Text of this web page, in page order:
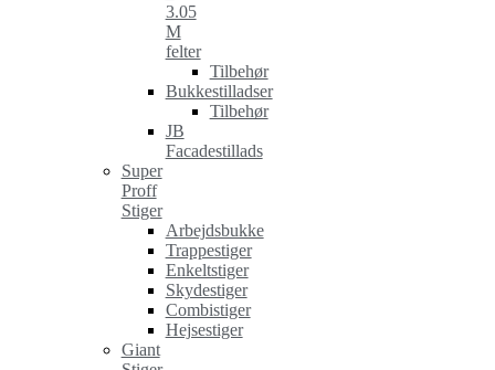
3.05
M
felter
Tilbehør
Bukkestilladser
Tilbehør
JB
Facadestillads
Super
Proff
Stiger
Arbejdsbukke
Trappestiger
Enkeltstiger
Skydestiger
Combistiger
Hejsestiger
Giant